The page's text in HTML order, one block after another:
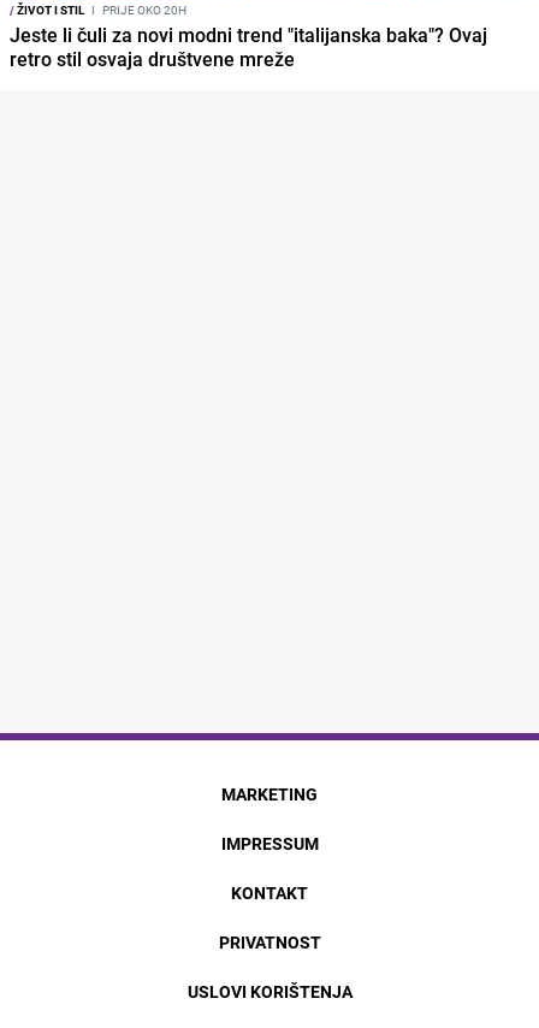
/ŽIVOT I STIL I PRIJE OKO 20H
Jeste li čuli za novi modni trend "italijanska baka"? Ovaj
retro stil osvaja društvene mreže
MARKETING
IMPRESSUM
KONTAKT
PRIVATNOST
USLOVI KORIŠTENJA